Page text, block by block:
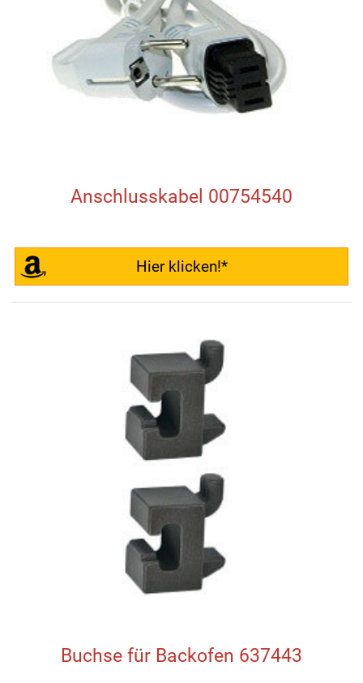
Anschlusskabel 00754540
Hier klicken!*
Buchse für Backofen 637443